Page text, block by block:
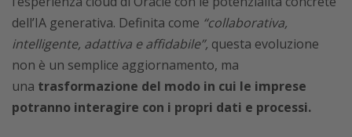
dell’IA generativa. Definita come “collaborativa,
intelligente, adattiva e affidabile”, questa evoluzione
non è un semplice aggiornamento, ma
una trasformazione del modo in cui le imprese
potranno interagire con i propri dati e processi.